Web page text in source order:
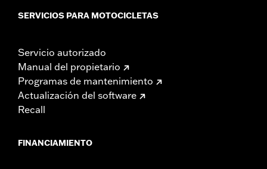
SERVICIOS PARA MOTOCICLETAS
Servicio autorizado
Manual del propietario
Programas de mantenimiento
Actualización del software
Recall
FINANCIAMIENTO